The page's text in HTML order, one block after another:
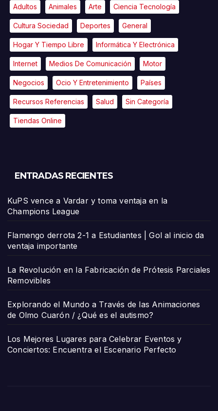
Adultos Animales Arte Ciencia Tecnología
Cultura Sociedad Deportes General
Hogar Y Tiempo Libre Informática Y Electrónica
Internet Medios De Comunicación Motor
Negocios Ocio Y Entretenimiento Países
Recursos Referencias Salud Sin Categoría
Tiendas Online
ENTRADAS RECIENTES
KuPS vence a Vardar y toma ventaja en la
Champions League
Flamengo derrota 2-1 a Estudiantes | Gol al inicio da
ventaja importante
La Revolución en la Fabricación de Prótesis Parciales
Removibles
Explorando el Mundo a Través de las Animaciones
de Olmo Cuarón / ¿Qué es el autismo?
Los Mejores Lugares para Celebrar Eventos y
Conciertos: Encuentra el Escenario Perfecto